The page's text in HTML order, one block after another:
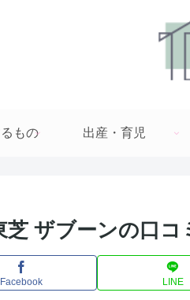
もの 出産・育児
芝 ザブーンの口
Facebook LINE